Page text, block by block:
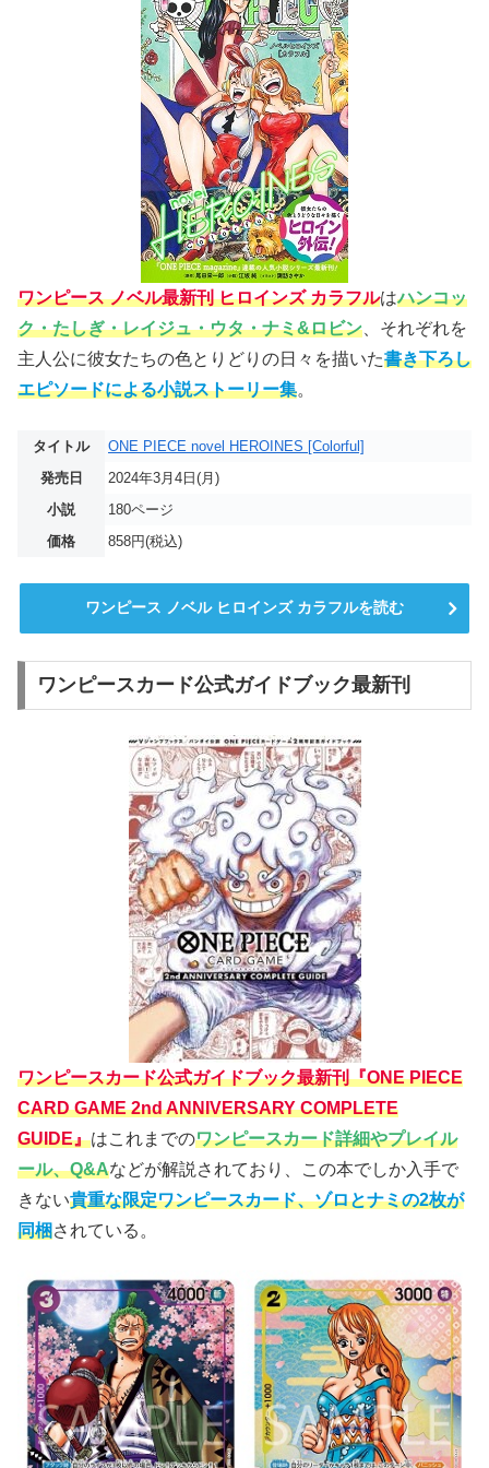
ワンピース ノベル最新刊 ヒロインズ カラフルはハンコッ
ク・たしぎ・レイジュ・ウタ・ナミ&ロビン 、それぞれを
主人公に彼女たちの色とりどりの日々を描いた書き下ろし
エピソードによる小説ストーリー集。
タイトル
ONE PIECE novel HEROINES [Colorful]
発売日
2024年3月4日(月)
小説
180ページ
価格
858円(税込)
ワンピース ノベル ヒロインズ カラフルを読む
ワンピースカード公式ガイドブック最新刊
ワンピースカード公式ガイドブック最新刊『ONE PIECE
CARD GAME 2nd ANNIVERSARY COMPLETE
GUIDE』はこれまでのワンピースカード詳細やプレイル
ール、Q&Aなどが解説されており、この本でしか入手で
きない貴重な限定ワンピースカード、ゾロとナミの2枚が
同梱されている。